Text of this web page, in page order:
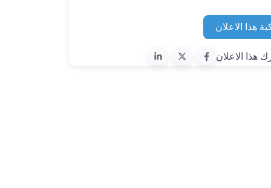
هذا الاعلان
هذا الاعلان